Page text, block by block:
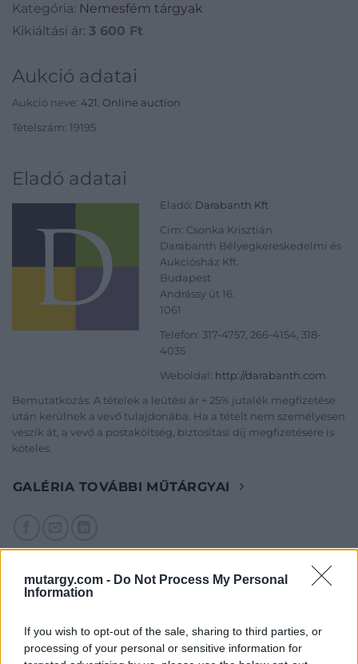
mutargy.com - Do Not Process My Personal
Information
If you wish to opt-out of the sale, sharing to third parties, or
processing of your personal or sensitive information for
Kategória: Nemesfém tárgyak
Kikiáltási ár: 3 600 Ft
Aukció adatai
Aukció neve: 421. Online auction
Tételszám: 19195
Eladó adatai
Eladó: Darabanth Kft
Cím: Csonka Krisztián
Darabanth Bélyegkereskedelmi és
Aukciósház Kft.
Budapest
Andrássy út 16.
1061
Telefon: 317-4757, 266-4154, 318-
4035
Weboldal: http://darabanth.com
Bemutatkozás: A tételek a leütési ár + 25% jutalék megfizetése
után kerülnek a vevő tulajdonába. Ha a tételt nem személyesen
veszik át, a vevő a postaköltség, biztosítási díj megfizetésére is
köteles.
GALÉRIA TOVÁBBI MŰTÁRGYAI
KAPCSOLÓDÓ MŰTÁRGYAK